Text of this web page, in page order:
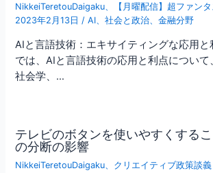
NikkeiTeretouDaigaku 【月曜配信】超ファン
2023年2月13日 /AI 、社会と政治 、金融分野
AIと言語技術：エキサイティングな応用
では、AIと言語技術の応用と利点について
社会学、…
テレビのボタンを使いやすくする
の分断の影響
NikkeiTeretouDaigaku、 クリエイティブ政策談義